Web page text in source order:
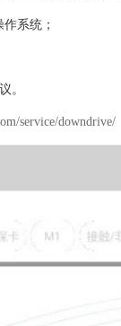
系统；
。
service/downdrive/